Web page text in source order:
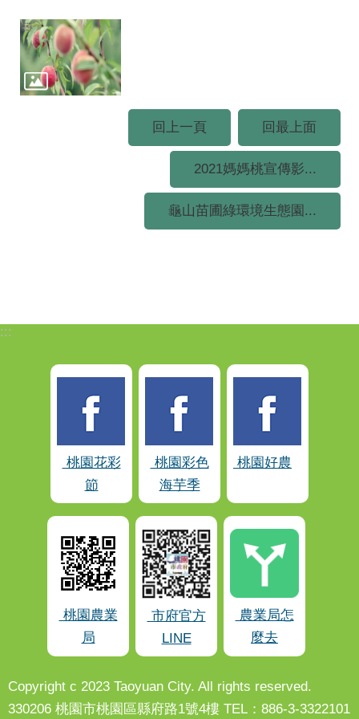
回上一頁 回最上面
2021媽媽桃宣傳影...
龜山苗圃綠環境生態園...
:::
桃園花彩
節
桃園彩色
海芋季
桃園好農
桃園農業
局
市府官方
LINE
農業局怎
麼去
Copyright c 2023 Taoyuan City. All rights reserved.
330206 桃園市桃園區縣府路1號4樓 TEL：886-3-3322101